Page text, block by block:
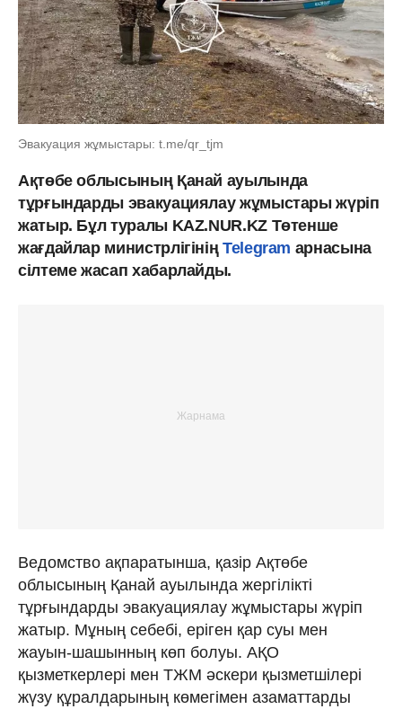
Эвакуация жұмыстары: t.me/qr_tjm
Ақтөбе облысының Қанай ауылында
тұрғындарды эвакуациялау жұмыстары жүріп
жатыр. Бұл туралы KAZ.NUR.KZ Төтенше
жағдайлар министрлігінің Telegram арнасына
сілтеме жасап хабарлайды.
Ведомство ақпаратынша, қазір Ақтөбе
облысының Қанай ауылында жергілікті
тұрғындарды эвакуациялау жұмыстары жүріп
жатыр. Мұның себебі, еріген қар суы мен
жауын-шашынның көп болуы. АҚО
қызметкерлері мен ТЖМ әскери қызметшілері
жүзу құралдарының көмегімен азаматтарды